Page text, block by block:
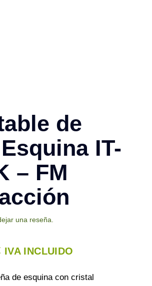
de
IT-
– FM
una reseña.
IVA INCLUIDO
de esquina con cristal